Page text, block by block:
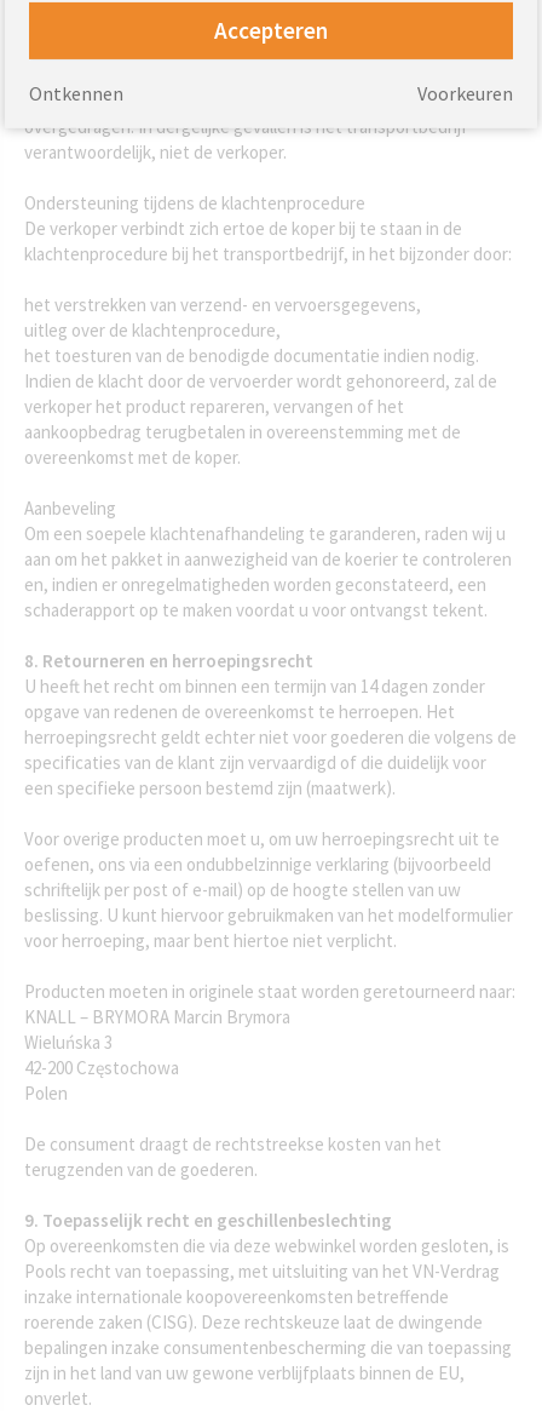
Aansprakelijkheid voor mechanische schade
Mec Schade veroorzaakt door externe factoren (bijv. stoten,
indien dit is ontstaan nadat het product aan de ontvanger is
overgedragen. In dergelijke gevallen is het transportbedrijf
verantwoordelijk, niet de verkoper.
Ondersteuning tijdens de klachtenprocedure
De verkoper verbindt zich ertoe de koper bij te staan in de
klachtenprocedure bij het transportbedrijf, in het bijzonder door:
het verstrekken van verzend- en vervoersgegevens,
uitleg over de klachtenprocedure,
het toesturen van de benodigde documentatie indien nodig.
Indien de klacht door de vervoerder wordt gehonoreerd, zal de
verkoper het product repareren, vervangen of het
aankoopbedrag terugbetalen in overeenstemming met de
overeenkomst met de koper.
Aanbeveling
Om een soepele klachtenafhandeling te garanderen, raden wij u
aan om het pakket in aanwezigheid van de koerier te controleren
en, indien er onregelmatigheden worden geconstateerd, een
schaderapport op te maken voordat u voor ontvangst tekent.
8. Retourneren en herroepingsrecht
U heeft het recht om binnen een termijn van 14 dagen zonder
opgave van redenen de overeenkomst te herroepen. Het
herroepingsrecht geldt echter niet voor goederen die volgens de
specificaties van de klant zijn vervaardigd of die duidelijk voor
een specifieke persoon bestemd zijn (maatwerk).
Voor overige producten moet u, om uw herroepingsrecht uit te
oefenen, ons via een ondubbelzinnige verklaring (bijvoorbeeld
schriftelijk per post of e-mail) op de hoogte stellen van uw
beslissing. U kunt hiervoor gebruikmaken van het modelformulier
voor herroeping, maar bent hiertoe niet verplicht.
Producten moeten in originele staat worden geretourneerd naar:
KNALL – BRYMORA Marcin Brymora
Wieluńska 3
42-200 Częstochowa
Polen
De consument draagt de rechtstreekse kosten van het
terugzenden van de goederen.
9. Toepasselijk recht en geschillenbeslechting
Op overeenkomsten die via deze webwinkel worden gesloten, is
Pools recht van toepassing, met uitsluiting van het VN-Verdrag
inzake internationale koopovereenkomsten betreffende
roerende zaken (CISG). Deze rechtskeuze laat de dwingende
bepalingen inzake consumentenbescherming die van toepassing
zijn in het land van uw gewone verblijfplaats binnen de EU,
onverlet.
Accepteren
Voorkeuren
Ontkennen